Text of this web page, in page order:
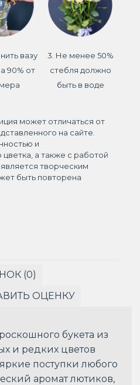
вазу
90% от
3. Не менее 50%
стебля должно
быть в воде
может отличаться от
на сайте.
и
цветка, а также с работой
творческим
быть повторена
(0)
ОЦЕНКУ
букета из
и редких цветов
поступки любого
аромат лютиков,